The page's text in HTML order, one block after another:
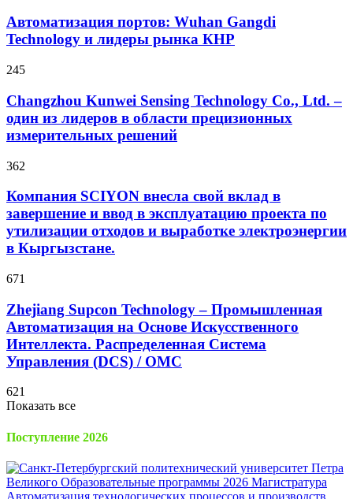
Автоматизация портов: Wuhan Gangdi
Technology и лидеры рынка КНР
245
Changzhou Kunwei Sensing Technology Co., Ltd. –
один из лидеров в области прецизионных
измерительных решений
362
Компания SCIYON внесла свой вклад в
завершение и ввод в эксплуатацию проекта по
утилизации отходов и выработке электроэнергии
в Кыргызстане.
671
Zhejiang Supcon Technology – Промышленная
Автоматизация на Основе Искусственного
Интеллекта. Распределенная Cистема
Управления (DCS) / OMC
621
Показать все
Поступление 2026